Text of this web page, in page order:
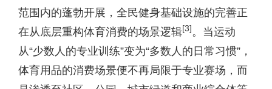
范围内的蓬勃开展，全民健身基础设施的完善正
在从底层重构体育消费的场景逻辑[3] 。当运动
从“少数人的专业训练”变为“多数人的日常习惯”，
体育用品的消费场景便不再局限于专业赛场，而